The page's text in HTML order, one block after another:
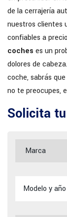
de la cerrajería
nuestros clientes
confiables a
coches es un
dolores de
coche, sabrás
no te preocupes,
Solicita